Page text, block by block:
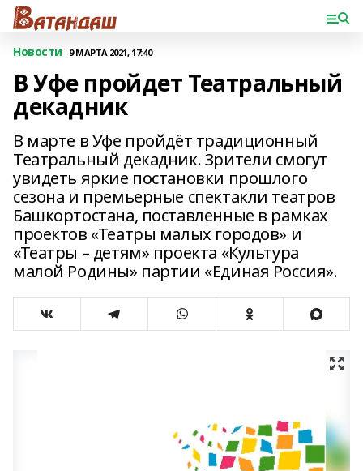
Новости 9 МАРТА 2021, 17:40
В Уфе пройдет Театральный
декадник
В марте в Уфе пройдёт традиционный
Театральный декадник. Зрители смогут
увидеть яркие постановки прошлого
сезона и премьерные спектакли театров
Башкортостана, поставленные в рамках
проектов «Театры малых городов» и
«Театры – детям» проекта «Культура
малой Родины» партии «Единая Россия».